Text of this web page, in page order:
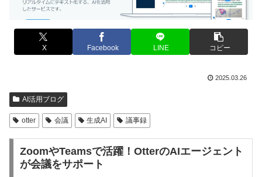
X Facebook LINE コピー
2025.03.26
AI活用ブログ
otter 会議 生成AI 議事録
ZoomやTeamsで活躍！OtterのAIエージェント
が会議をサポート